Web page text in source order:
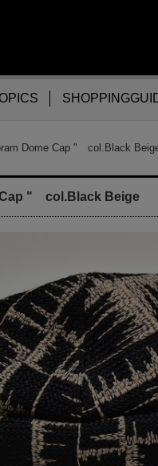
Dome Cap " col.Black
" col.Black Beige